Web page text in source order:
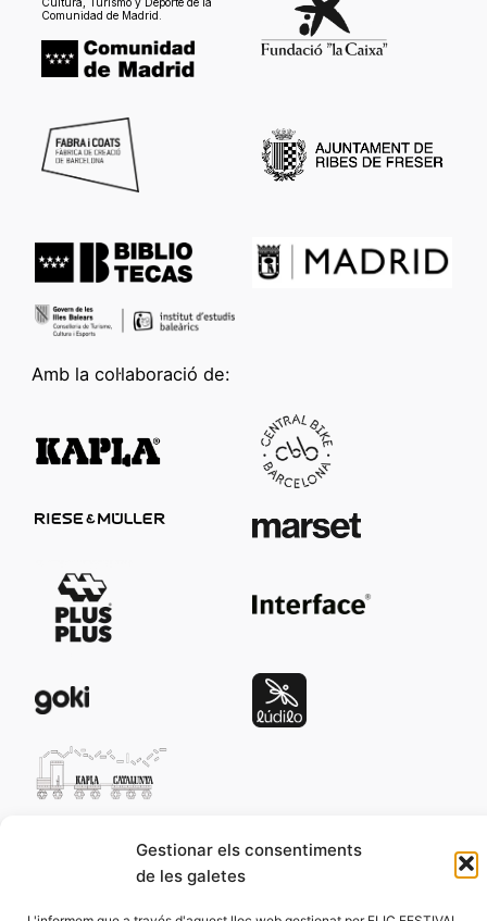
Gestionar els consentiments
de les galetes
Comunidad de Madrid.
Amb la col·laboració de: